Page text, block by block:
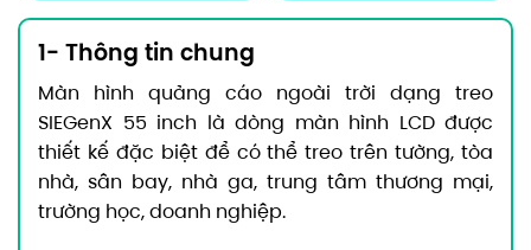
1- Thông tin chung
Màn hình quảng cáo ngoài trời dạng treo
SIEGenX 55 inch là dòng màn hình LCD được
thiết kế đặc biệt để có thể treo trên tường, tòa
nhà, sân bay, nhà ga, trung tâm thương mại,
trường học, doanh nghiệp.